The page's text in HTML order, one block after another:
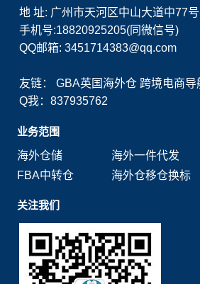
地 址: 广州市天河区中山大道中77
手机号:18820925205(同微信号)
QQ邮箱: 3451714383@qq.com
友链：GBA英国海外仓 跨境电商导
Q我：837935762
业务范围
海外仓储
海外一件代发
FBA中转仓
海外仓移仓换标
关注我们